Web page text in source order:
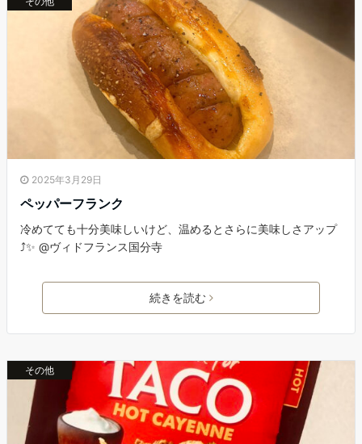
2025年3月29日
ペッパーフランク
冷めてても十分美味しいけど、温めるとさらに美味しさアップ
⤴️✨ @ヴィドフランス国分寺
続きを読む
その他